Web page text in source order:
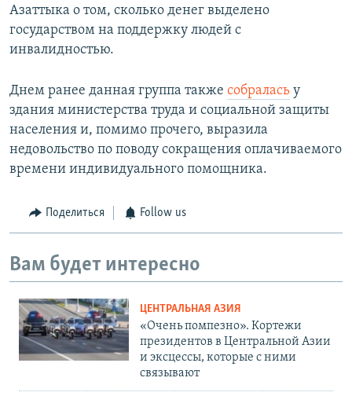
Азаттыка о том, сколько денег выделено
государством на поддержку людей с
инвалидностью.
Днем ранее данная группа также собралась у
здания министерства труда и социальной защиты
населения и, помимо прочего, выразила
недовольство по поводу сокращения оплачиваемого
времени индивидуального помощника.
Поделиться Follow us
Вам будет интересно
ЦЕНТРАЛЬНАЯ АЗИЯ
«Очень помпезно». Кортежи
президентов в Центральной Азии
и эксцессы, которые с ними
связывают